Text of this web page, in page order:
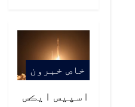
خاص خبرون
اسپيس ايڪس